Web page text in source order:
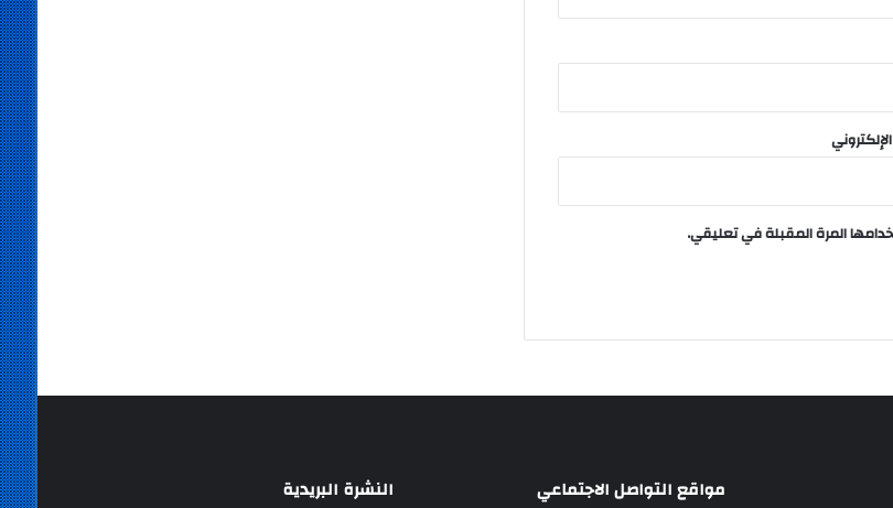
المرة المقبلة في تعليقي.
مواقع التواصل الاجتماعي النشرة البريدية